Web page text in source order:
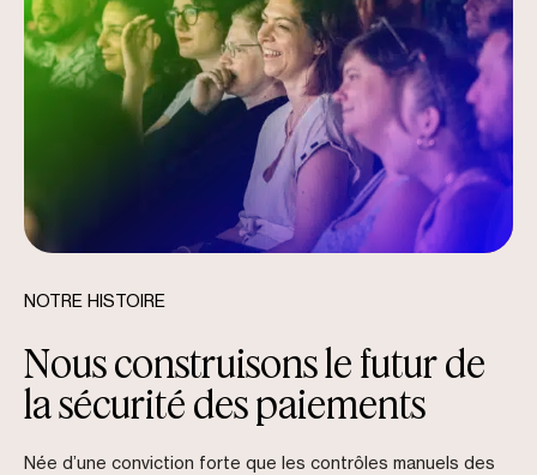
NOTRE HISTOIRE
Nous construisons le futur de
la sécurité des paiements
Née d’une conviction forte que les contrôles manuels des